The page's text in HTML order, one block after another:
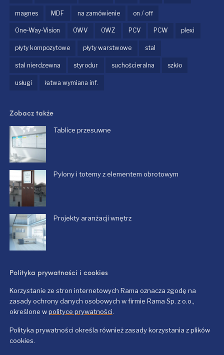
magnes MDF na zamówienie on / off
One-Way-Vision OWV OWZ PCV PCW plexi
płyty kompozytowe płyty warstwowe stal
stal nierdzewna styrodur suchościeralna szkło
usługi łatwa wymiana inf.
Zobacz także
Tablice przesuwne
Pylony i totemy z elementem obrotowym
Projekty aranżacji wnętrz
Polityka prywatności i cookies
Korzystanie ze stron internetowych Rama oznacza zgodę na
zasady ochrony danych osobowych w firmie Rama Sp. z o.o.,
określone wpolityce prywatności.
Polityka prywatności określa również zasady korzystania z plików
cookies.